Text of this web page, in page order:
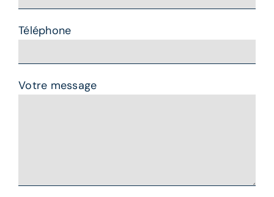
Téléphone
Votre message